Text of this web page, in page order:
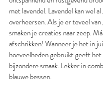
met lavendel. Lavendel kan wel al
overheersen. Als je er teveel
smaken je creaties naar zeep.
afschrikken! Wanneer je het in
hoeveelheden gebruikt geeft
bijzondere smaak. Lekker in
blauwe bessen.